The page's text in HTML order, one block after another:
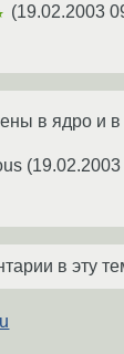
(19.02.2003
в ядро и в
(
в эту